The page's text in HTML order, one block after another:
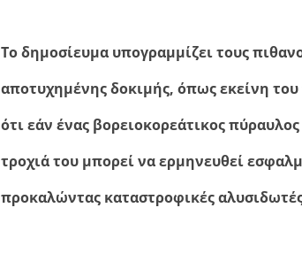
Το δημοσίευμα υπογραμμίζει τους
αποτυχημένης δοκιμής, όπως εκείνη
ότι εάν ένας βορειοκορεάτικος
τροχιά του μπορεί να ερμηνευθεί
προκαλώντας καταστροφικές